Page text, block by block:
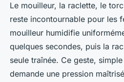
Le mouilleur, la raclette, le
reste incontournable pour les
mouilleur humidifie
quelques secondes, puis la
seule traînée. Ce geste,
demande une pression